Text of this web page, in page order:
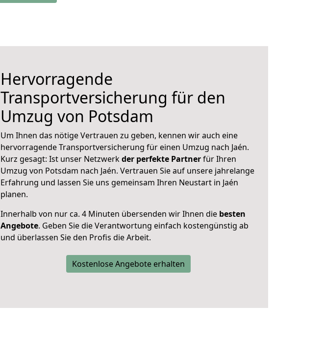
Hervorragende
Transportversicherung für den
Umzug von Potsdam
Um Ihnen das nötige Vertrauen zu geben, kennen wir auch eine
hervorragende Transportversicherung für einen Umzug nach Jaén.
Kurz gesagt: Ist unser Netzwerkder perfekte Partnerfür Ihren
Umzug von Potsdam nach Jaén. Vertrauen Sie auf unsere jahrelange
Erfahrung und lassen Sie uns gemeinsam Ihren Neustart in Jaén
planen.
Innerhalb von nur ca. 4 Minuten übersenden wir Ihnen die besten
Angebote. Geben Sie die Verantwortung einfach kostengünstig ab
und überlassen Sie den Profis die Arbeit.
Kostenlose Angebote erhalten